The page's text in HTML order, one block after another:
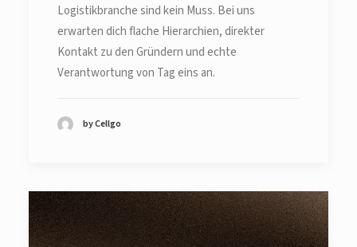
Logistikbranche sind kein Muss. Bei uns
erwarten dich flache Hierarchien, direkter
Kontakt zu den Gründern und echte
Verantwortung von Tag eins an.
by Cellgo